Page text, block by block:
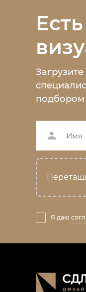
подбором
Я даю